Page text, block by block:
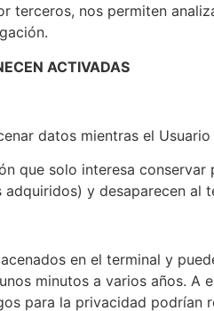
terceros, nos permiten
ACTIVADAS
datos mientras el
que solo interesa
y desaparecen al
en el terminal y
minutos a varios años.
para la privacidad